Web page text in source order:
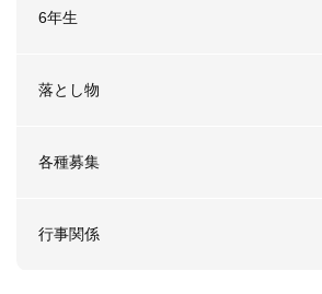
6年生
落とし物
各種募集
行事関係